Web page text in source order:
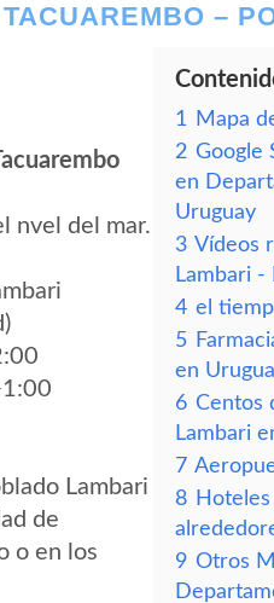
–
nvel del mar.
Lambari
de
o en los
1
Mapa
2 Google
en
Uruguay
3 Vídeos
Lambari -
4 el
5
en
6 Centos
Lambari
7
8
9 Otros